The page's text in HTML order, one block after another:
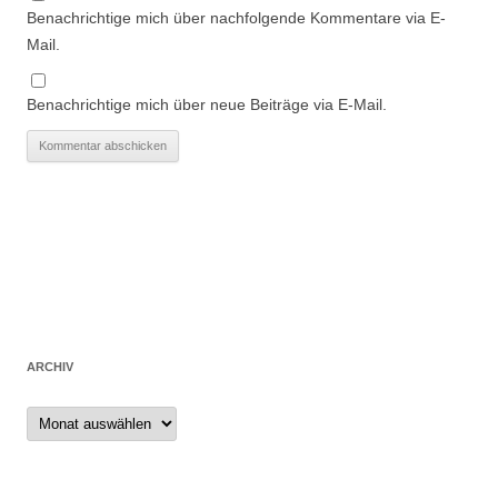
Benachrichtige mich über nachfolgende Kommentare via E-
Mail.
Benachrichtige mich über neue Beiträge via E-Mail.
ARCHIV
Archiv